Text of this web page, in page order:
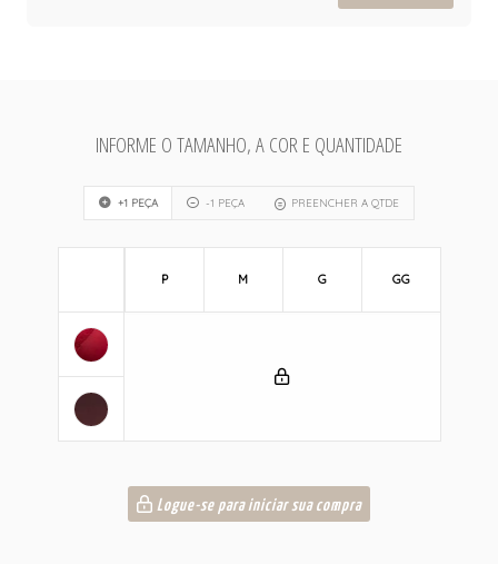
INFORME O TAMANHO, A COR E QUANTIDADE
+1 PEÇA -1 PEÇA PREENCHER A QTDE
P M G GG
Logue-se para iniciar sua compra